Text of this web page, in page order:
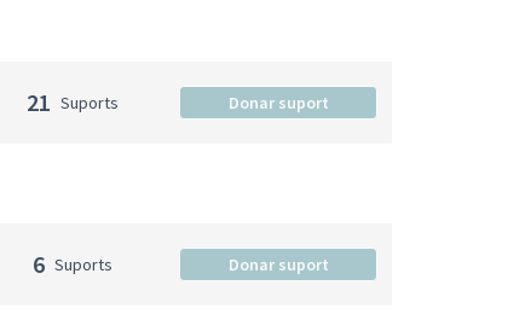
21 Suports Donar suport
6 Suports Donar suport